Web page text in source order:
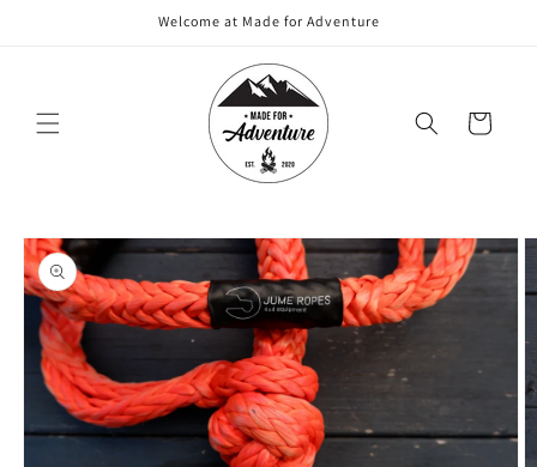
Welcome at Made for Adventure
Winkelwagen
direct naar